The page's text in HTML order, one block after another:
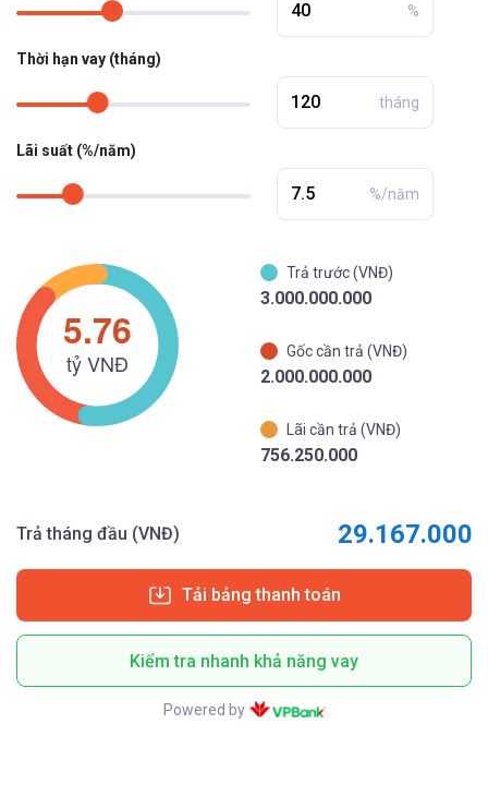
%
Thời hạn vay (tháng)
tháng
Lãi suất (%/năm)
%/năm
Trả trước (VNĐ)
3.000.000.000
Gốc cần trả (VNĐ)
2.000.000.000
Lãi cần trả (VNĐ)
756.250.000
Trả tháng đầu (VNĐ) 29.167.000
Tải bảng thanh toán
Kiểm tra nhanh khả năng vay
Powered by